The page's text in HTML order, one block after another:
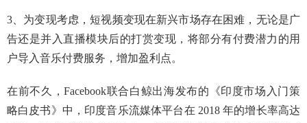
3、为变现考虑，短视频变现在新兴市场存在困难，无论是广
告还是并入直播模块后的打赏变现，将部分有付费潜力的用
户导入音乐付费服务，增加盈利点。
在前不久，Facebook联合白鲸出海发布的《印度市场入门策
略白皮书》中，印度音乐流媒体平台在 2018 年的增长率高达